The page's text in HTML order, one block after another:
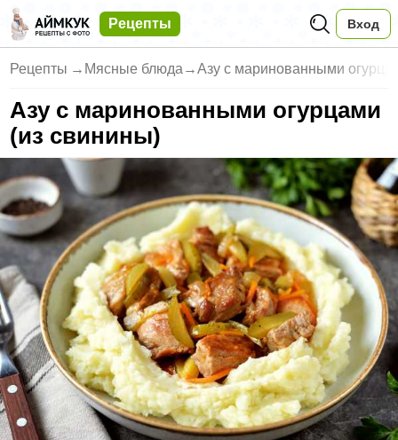
Рецепты Вход
Рецепты → Мясные блюда →Азу с маринованными
Азу с маринованными огурцами
(из свинины)